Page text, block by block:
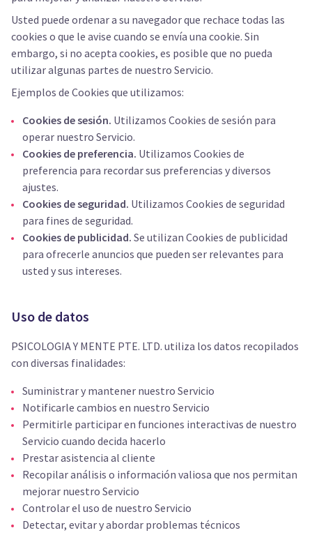
Usted puede ordenar a su navegador que rechace todas las
cookies o que le avise cuando se envía una cookie. Sin
embargo, si no acepta cookies, es posible que no pueda
utilizar algunas partes de nuestro Servicio.
Ejemplos de Cookies que utilizamos:
Cookies de sesión. Utilizamos Cookies de sesión para
operar nuestro Servicio.
Cookies de preferencia. Utilizamos Cookies de
preferencia para recordar sus preferencias y diversos
ajustes.
Cookies de seguridad. Utilizamos Cookies de seguridad
para fines de seguridad.
Cookies de publicidad. Se utilizan Cookies de publicidad
para ofrecerle anuncios que pueden ser relevantes para
usted y sus intereses.
Uso de datos
PSICOLOGIA Y MENTE PTE. LTD. utiliza los datos recopilados
con diversas finalidades:
Suministrar y mantener nuestro Servicio
Notificarle cambios en nuestro Servicio
Permitirle participar en funciones interactivas de nuestro
Servicio cuando decida hacerlo
Prestar asistencia al cliente
Recopilar análisis o información valiosa que nos permitan
mejorar nuestro Servicio
Controlar el uso de nuestro Servicio
Detectar, evitar y abordar problemas técnicos